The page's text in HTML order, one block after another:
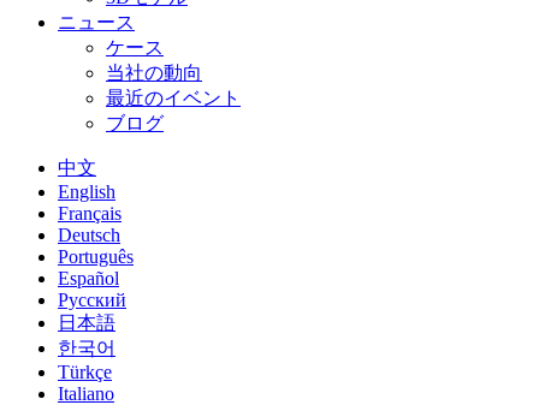
ニュース
ケース
当社の動向
最近のイベント
ブログ
中文
English
Français
Deutsch
Português
Español
Русский
日本語
한국어
Türkçe
Italiano